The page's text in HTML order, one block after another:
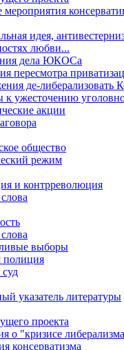
идея,
любви...
дела ЮКОСа
пересмотра
де-либерализовать
ужесточению
акции
общество
режим
и контрреволюция
выборы
полиция
указатель литературы
проекта
о "кризисе
консерватизма